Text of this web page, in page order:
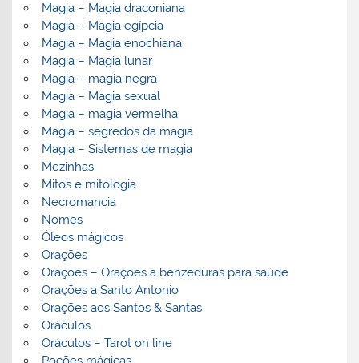
Magia – Magia draconiana
Magia – Magia egípcia
Magia – Magia enochiana
Magia – Magia lunar
Magia – magia negra
Magia – Magia sexual
Magia – magia vermelha
Magia – segredos da magia
Magia – Sistemas de magia
Mezinhas
Mitos e mitologia
Necromancia
Nomes
Óleos mágicos
Orações
Orações – Orações a benzeduras para saúde
Orações a Santo Antonio
Orações aos Santos & Santas
Oráculos
Oráculos – Tarot on line